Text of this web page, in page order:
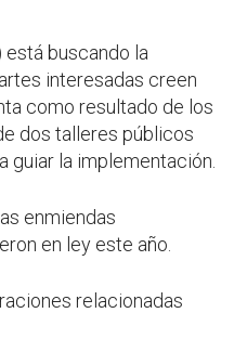
está buscando la
interesadas creen
como resultado de los
dos talleres públicos
guiar la implementación.
enmiendas
en ley este año.
relacionadas